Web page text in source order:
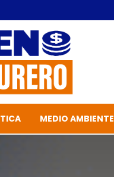
MEDIO AMBIENTE